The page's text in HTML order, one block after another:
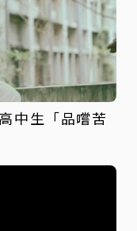
中生「品嚐苦